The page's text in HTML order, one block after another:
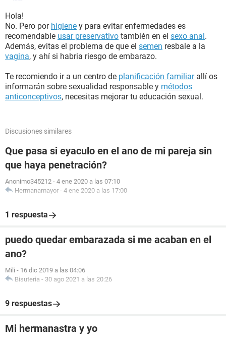
Hola!
No. Pero por higiene y para evitar enfermedades es
recomendable usar preservativo también en el sexo anal.
Además, evitas el problema de que el semen resbale a la
vagina, y ahí si habria riesgo de embarazo.
Te recomiendo ir a un centro de planificación familiarallí os
informarán sobre sexualidad responsable y métodos
anticonceptivos, necesitas mejorar tu educación sexual.
Discusiones similares
Que pasa si eyaculo en el ano de mi pareja sin
que haya penetración?
Anonimo345212 - 4 ene 2020 a las 07:10
Hermanamayor - 4 ene 2020 a las 17:00
1 respuesta
puedo quedar embarazada si me acaban en el
ano?
Mili - 16 dic 2019 a las 04:06
Bisuteria - 30 ago 2021 a las 20:26
9 respuestas
Mi hermanastra y yo